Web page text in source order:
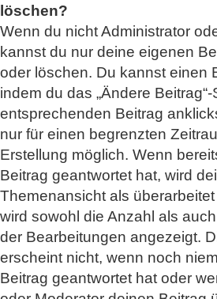
löschen?
Wenn du nicht Administrator
kannst du nur deine eigenen
oder löschen. Du kannst einen
indem du das „Ändere
entsprechenden Beitrag
nur für einen begrenzten
Erstellung möglich. Wenn
Beitrag geantwortet hat, wird
Themenansicht als
wird sowohl die Anzahl als
der Bearbeitungen angezeigt.
erscheint nicht, wenn noch
Beitrag geantwortet hat oder